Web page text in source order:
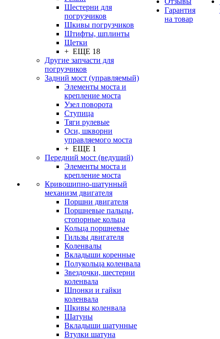
Шестерни для
погрузчиков
Шкивы погрузчиков
Штифты, шплинты
Щетки
+ ЕЩЕ 18
Другие запчасти для
погрузчиков
Задний мост (управляемый)
Элементы моста и
крепление моста
Узел поворота
Ступица
Тяги рулевые
Оси, шкворни
управляемого моста
+ ЕЩЕ 1
Передний мост (ведущий)
Элементы моста и
крепление моста
Кривошипно-шатунный
механизм двигателя
Поршни двигателя
Поршневые пальцы,
стопорные кольца
Кольца поршневые
Гильзы двигателя
Коленвалы
Вкладыши коренные
Полукольца коленвала
Звездочки, шестерни
коленвала
Шпонки и гайки
коленвала
Шкивы коленвала
Шатуны
Вкладыши шатунные
Втулки шатуна
Гарантия
на товар